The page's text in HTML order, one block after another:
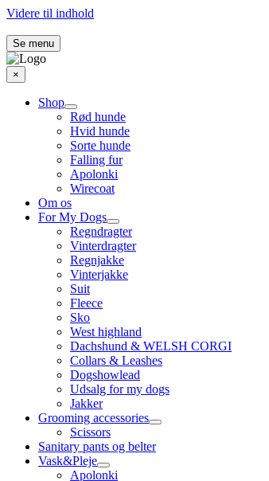
Videre til indhold
Se menu
×
Shop
Rød hunde
Hvid hunde
Sorte hunde
Falling fur
Apolonki
Wirecoat
Om os
For My Dogs
Regndragter
Vinterdragter
Regnjakke
Vinterjakke
Suit
Fleece
Sko
West highland
Dachshund & WELSH CORGI
Collars & Leashes
Dogshowlead
Udsalg for my dogs
Jakker
Grooming accessories
Scissors
Sanitary pants og belter
Vask&Pleje
Apolonki